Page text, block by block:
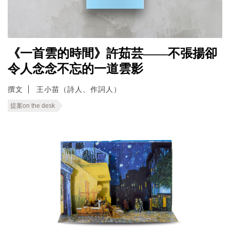
《一首雲的時間》許茹芸——不張揚卻
令人念念不忘的一道雲影
撰文 王小苗（詩人、作詞人）
提案on the desk